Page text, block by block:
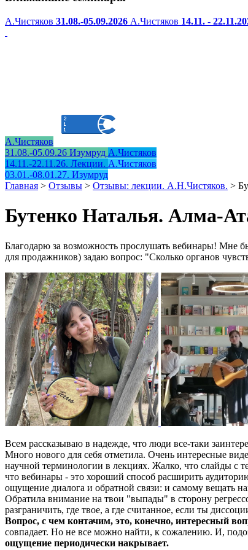
А.Чистяков 31.08.-05.09.2026 А.Чистяков 14.11. -
А.Чистяков
31.08.-05.09.26 Изумруд А.Чистяков
14.11.-22.11.26. Лекции. А.Чистяков
03.01.-08.01.27. Изумруд
Главная > Отзывы > Отзывы: лекции. А.Н.Чистяков. >
Бутенко Наталья. Алма-
Благодарю за возможность прослушать вебинары! Мне
для продажников) задаю вопрос: "Сколько органов
Всем рассказываю в надежде, что люди все-таки
Много нового для себя отметила. Очень интересные
научной терминологии в лекциях. Жалко, что слайды с
что вебинары - это хороший способ расширить
ощущение диалога и обратной связи: и самому вещать
Обратила внимание на твои "выпады" в сторону
разграничить, где твое, а где считанное, если ты
Вопрос, с чем контачим, это, конечно, интересный
совпадает. Но не все можно найти, к сожалению. И,
ощущение периодически накрывает.